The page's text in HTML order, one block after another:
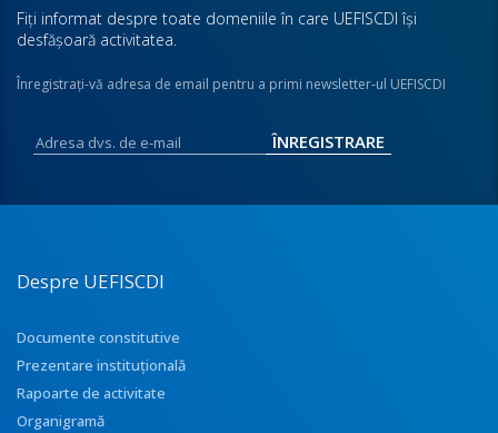
Fiţi informat despre toate domeniile în care UEFISCDI îşi
desfăşoară activitatea.
Înregistraţi-vă adresa de email pentru a primi newsletter-ul UEFISCDI
Despre UEFISCDI
Documente constitutive
Prezentare instituţională
Rapoarte de activitate
Organigramă